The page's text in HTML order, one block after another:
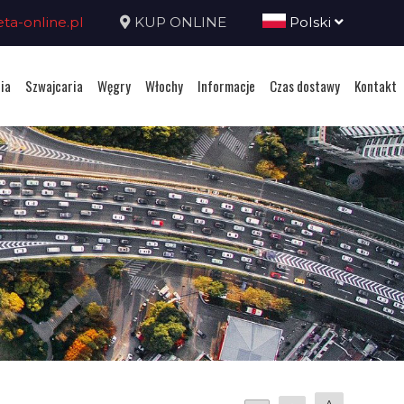
online.pl KUP ONLINE Polski
Szwajcaria Węgry Włochy Informacje Czas dostawy Kontakt